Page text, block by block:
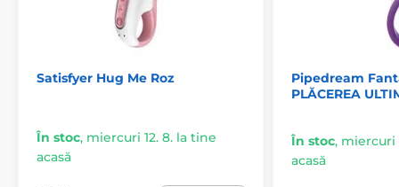
De ce să alegi Oslo Iepuraș & Rotație +App Roz de la
Satisfyer Hug Me Roz
În stoc, miercuri 12. 8. la tine
acasă
Pipedream
PLĂCEREA
În stoc, miercuri
acasă